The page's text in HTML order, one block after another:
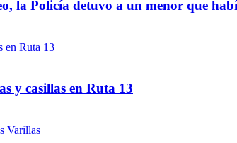
la Policía detuvo a un menor que
y casillas en Ruta 13